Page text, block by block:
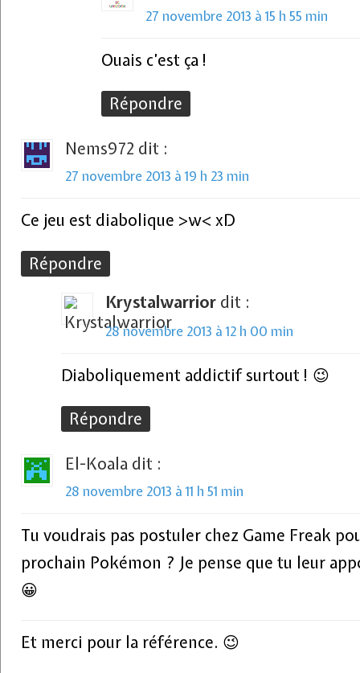
27 novembre 2013 à 15 h 55 min
Ouais c’est ça !
Répondre
Nems972 dit :
27 novembre 2013 à 19 h 23 min
Ce jeu est diabolique >w< xD
Répondre
Krystalwarrior dit :
28 novembre 2013 à 12 h 00 min
Diaboliquement addictif surtout ! 😉
Répondre
El-Koala dit :
28 novembre 2013 à 11 h 51 min
Tu voudrais pas postuler chez Game Freak
prochain Pokémon ? Je pense que tu leur
😀
Et merci pour la référence. 😉